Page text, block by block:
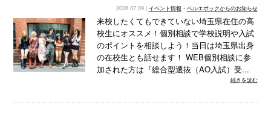
2026.07.09 | イベント情報 • ベルエポックからのお知らせ
来校したくてもできていない埼玉県在住の高
校生にオススメ！個別相談で学校説明や入試
のポイントを相談しよう！当日は埼玉県出身
の在校生とも話せます！ WEB個別相談に参
加された方は『総合型選抜（AO入試）受...
続きを読む